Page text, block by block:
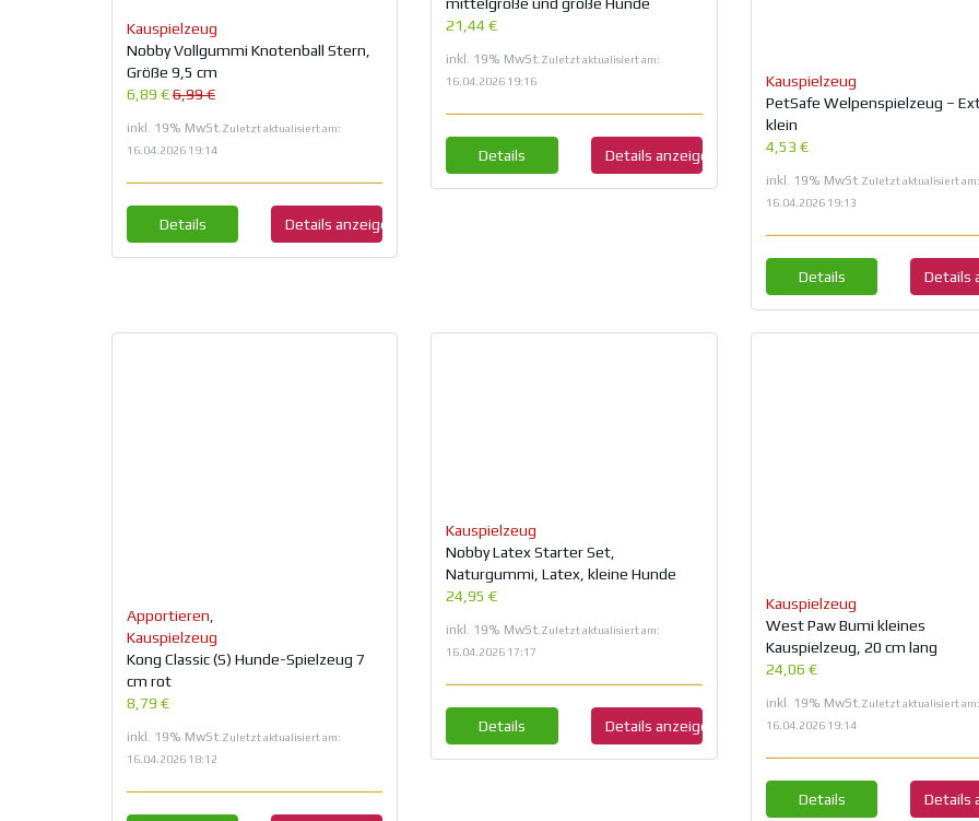
Kauspielzeug
Nobby Vollgummi Knotenball Stern,
Größe 9,5 cm
6,89 €6,99 €
inkl. 19% MwSt.Zuletzt aktualisiert am:
16.04.2026 19:14
Details Details anzeigen
21,44 €
inkl. 19% MwSt. Zuletzt aktualisiert am:
16.04.2026 19:16
Details Details anzeigen
Kauspielzeug
PetSafe Welpenspielzeug –
klein
4,53 €
inkl. 19% MwSt.Zuletzt aktualisiert am:
16.04.2026 19:13
Details Details
Apportieren
Kauspielzeug
Kong Classic (S) Hunde-Spielzeug 7
cm rot
8,79 €
inkl. 19% MwSt.Zuletzt aktualisiert am:
16.04.2026 18:12
Kauspielzeug
Nobby Latex Starter Set,
Naturgummi, Latex, kleine Hunde
24,95 €
inkl. 19% MwSt.Zuletzt aktualisiert am:
16.04.2026 17:17
Details Details anzeigen
Kauspielzeug
West Paw Bumi kleines
Kauspielzeug, 20 cm lang
24,06 €
inkl. 19% MwSt.Zuletzt aktualisiert am:
16.04.2026 19:14
Details Details